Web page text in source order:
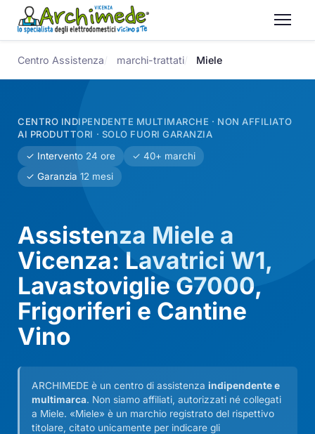
Centro Assistenza marchi-trattati Miele
CENTRO INDIPENDENTE MULTIMARCHE · NON AFFILIATO
AI PRODUTTORI · SOLO FUORI GARANZIA
✓ Intervento 24 ore
✓ 40+ marchi
✓ Garanzia 12 mesi
Assistenza Miele a
Vicenza: Lavatrici W1,
Lavastoviglie G7000,
Frigoriferi e Cantine
Vino
ARCHIMEDE è un centro di assistenza indipendente e
multimarca. Non siamo affiliati, autorizzati né collegati
a Miele. «Miele» è un marchio registrato del rispettivo
titolare, citato unicamente per indicare gli